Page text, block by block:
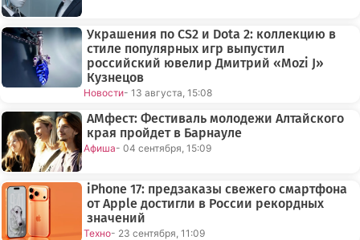
Украшения по CS2 и Dota 2: коллекцию в
стиле популярных игр выпустил
российский ювелир Дмитрий «Mozi J»
Кузнецов
Новости- 13 августа, 15:08
АМфест: Фестиваль молодежи Алтайского
края пройдет в Барнауле
Афиша- 04 сентября, 15:09
iPhone 17: предзаказы свежего смартфона
от Apple достигли в России рекордных
значений
Техно- 23 сентября, 11:09